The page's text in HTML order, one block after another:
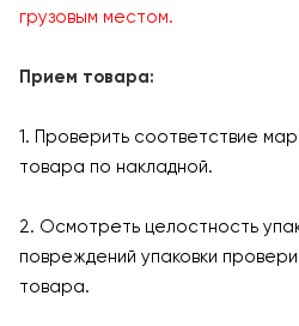
грузовым местом.
Прием товара:
1. Проверить соответствие
товара по накладной.
2. Осмотреть целостность
повреждений упаковки
товара.